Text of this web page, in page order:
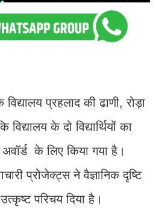
प्रहलाद की ढाणी, रोड़ा
के दो विद्यार्थियों का
अवॉर्ड के लिए किया गया है।
प्रोजेक्ट्स ने वैज्ञानिक दृष्टि
परिचय दिया है।